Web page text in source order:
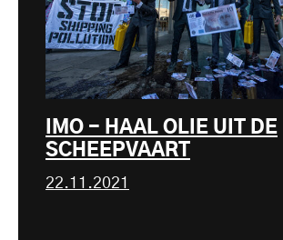
IMO - HAAL OLIE UIT DE
SCHEEPVAART
22.11.2021